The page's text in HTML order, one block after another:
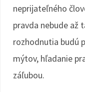
neprijateľného
pravda nebude až
rozhodnutia budú
mýtov, hľadanie
záľubou.